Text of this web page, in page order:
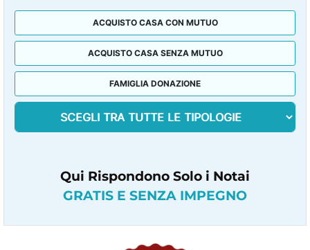
ACQUISTO CASA CON MUTUO
ACQUISTO CASA SENZA MUTUO
FAMIGLIA DONAZIONE
Qui Rispondono Solo i Notai
GRATIS E SENZA IMPEGNO